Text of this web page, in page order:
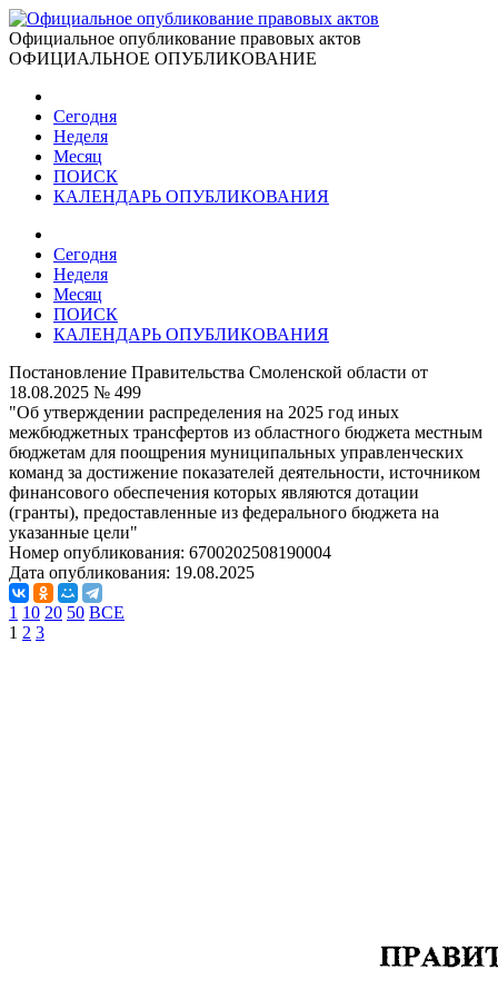
Официальное опубликование правовых актов
ОФИЦИАЛЬНОЕ ОПУБЛИКОВАНИЕ
Сегодня
Неделя
Месяц
ПОИСК
КАЛЕНДАРЬ ОПУБЛИКОВАНИЯ
Сегодня
Неделя
Месяц
ПОИСК
КАЛЕНДАРЬ ОПУБЛИКОВАНИЯ
Постановление Правительства Смоленской области от
18.08.2025 № 499
"Об утверждении распределения на 2025 год иных
межбюджетных трансфертов из областного бюджета местным
бюджетам для поощрения муниципальных управленческих
команд за достижение показателей деятельности, источником
финансового обеспечения которых являются дотации
(гранты), предоставленные из федерального бюджета на
указанные цели"
Номер опубликования: 6700202508190004
Дата опубликования: 19.08.2025
1 10 20 50 ВСЕ
1 2 3